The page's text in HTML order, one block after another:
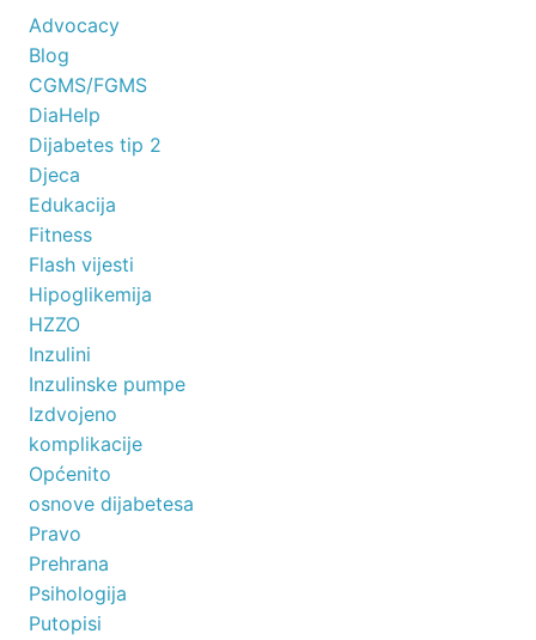
Advocacy
Blog
CGMS/FGMS
DiaHelp
Dijabetes tip 2
Djeca
Edukacija
Fitness
Flash vijesti
Hipoglikemija
HZZO
Inzulini
Inzulinske pumpe
Izdvojeno
komplikacije
Općenito
osnove dijabetesa
Pravo
Prehrana
Psihologija
Putopisi